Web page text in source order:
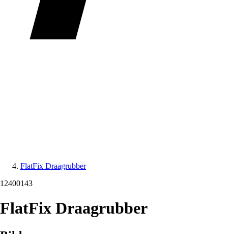
FlatFix Draagrubber
12400143
FlatFix Draagrubber